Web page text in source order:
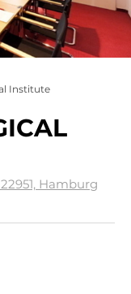
Institute
Hamburg